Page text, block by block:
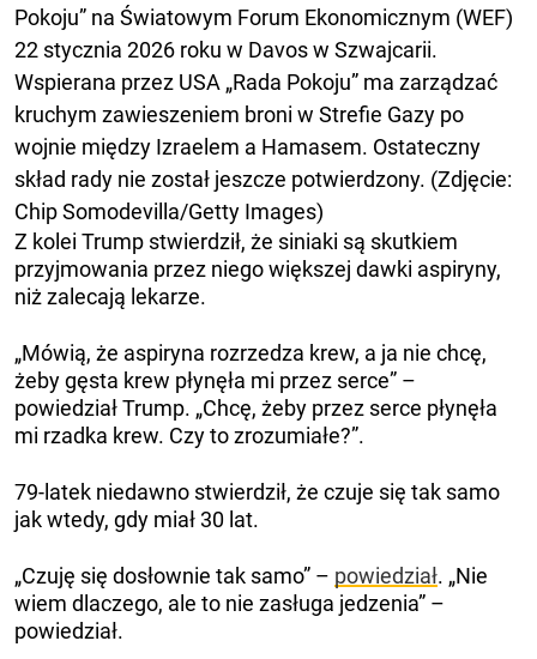
Pokoju” na Światowym Forum Ekonomicznym (WEF)
22 stycznia 2026 roku w Davos w Szwajcarii.
Wspierana przez USA „Rada Pokoju” ma zarządzać
kruchym zawieszeniem broni w Strefie Gazy po
wojnie między Izraelem a Hamasem. Ostateczny
skład rady nie został jeszcze potwierdzony. (Zdjęcie:
Chip Somodevilla/Getty Images)
Z kolei Trump stwierdził, że siniaki są skutkiem
przyjmowania przez niego większej dawki aspiryny,
niż zalecają lekarze.
„Mówią, że aspiryna rozrzedza krew, a ja nie chcę,
żeby gęsta krew płynęła mi przez serce” –
powiedział Trump. „Chcę, żeby przez serce płynęła
mi rzadka krew. Czy to zrozumiałe?”.
79-latek niedawno stwierdził, że czuje się tak samo
jak wtedy, gdy miał 30 lat.
„Czuję się dosłownie tak samo” – powiedział. „Nie
wiem dlaczego, ale to nie zasługa jedzenia” –
powiedział.